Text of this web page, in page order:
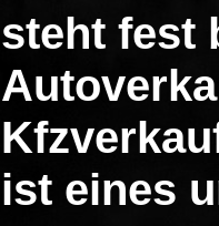
steht fest
ist eines